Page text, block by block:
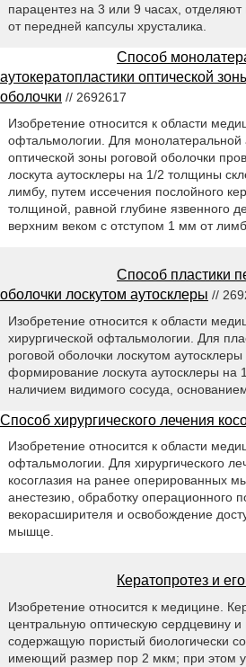
парацентез на 3 или 9 часах,
от передней капсулы хрусталика.
Способ
аутокератопластики оптической
оболочки // 2692617
Изобретение относится к области
офтальмологии. Для монолатеральной
оптической зоны роговой оболочки
лоскута аутосклеры на 1/2 толщины
лимбу, путем иссечения послойного
толщиной, равной глубине язвенного
верхним веком с отступом 1 мм от
Способ пластики
оболочки лоскутом аутосклеры //
Изобретение относится к области
хирургической офтальмологии. Для
роговой оболочки лоскутом
формирование лоскута аутосклеры на
наличием видимого сосуда,
Способ хирургического лечения
Изобретение относится к области
офтальмологии. Для хирургического
косоглазия на ранее оперированных
анестезию, обработку операционного
векорасширителя и освобождение
мышце.
Кератопротез и
Изобретение относится к медицине.
центральную оптическую сердцевину
содержащую пористый биологически
имеющий размер пор 2 мкм; при этом